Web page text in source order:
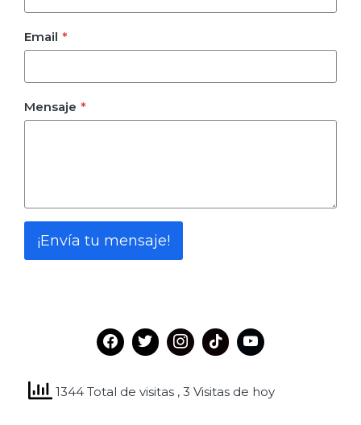
Email *
Mensaje *
¡Envía tu mensaje!
1344 Total de visitas , 3 Visitas de hoy